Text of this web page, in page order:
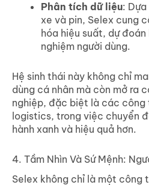
Phân tích dữ liệu:
xe và pin, Selex cung
hóa hiệu suất, dự
nghiệm người dùng.
Hệ sinh thái này không chỉ
dùng cá nhân mà còn mở ra
nghiệp, đặc biệt là các công
logistics, trong việc chuyển
hành xanh và hiệu quả hơn.
4. Tầm Nhìn Và Sứ Mệnh:
Selex không chỉ là một công